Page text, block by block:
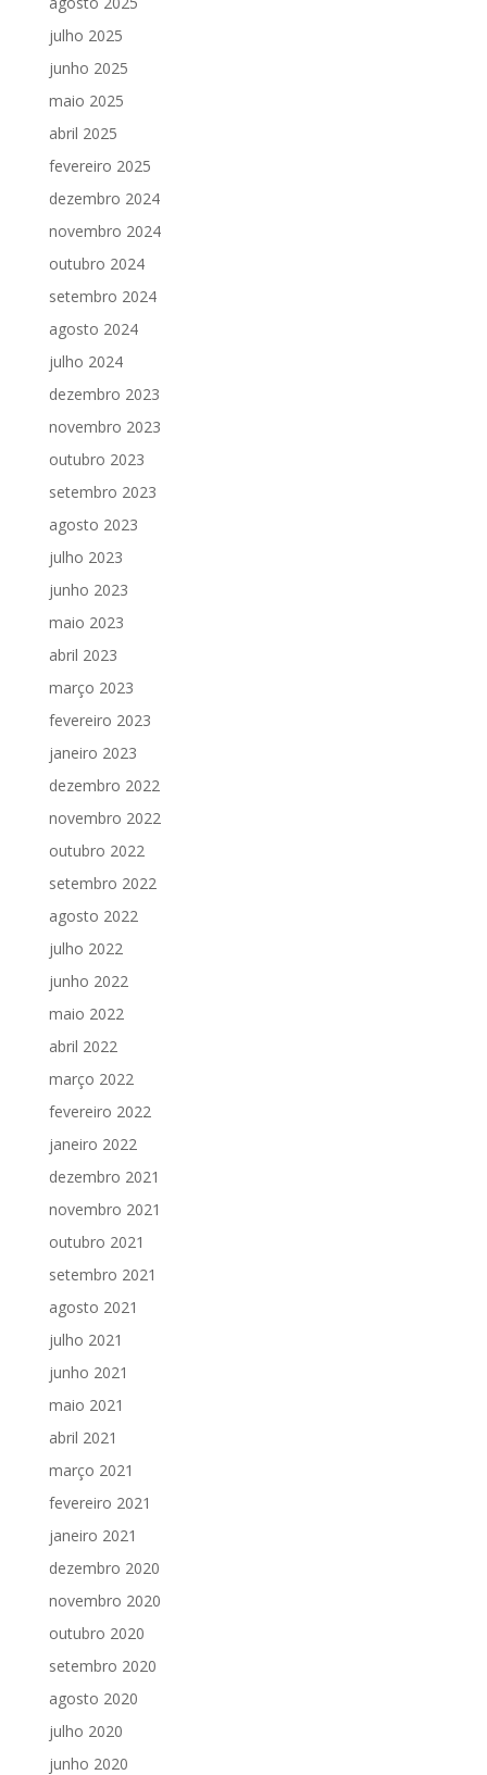
julho 2025
junho 2025
maio 2025
abril 2025
fevereiro 2025
dezembro 2024
novembro 2024
outubro 2024
setembro 2024
agosto 2024
julho 2024
dezembro 2023
novembro 2023
outubro 2023
setembro 2023
agosto 2023
julho 2023
junho 2023
maio 2023
abril 2023
março 2023
fevereiro 2023
janeiro 2023
dezembro 2022
novembro 2022
outubro 2022
setembro 2022
agosto 2022
julho 2022
junho 2022
maio 2022
abril 2022
março 2022
fevereiro 2022
janeiro 2022
dezembro 2021
novembro 2021
outubro 2021
setembro 2021
agosto 2021
julho 2021
junho 2021
maio 2021
abril 2021
março 2021
fevereiro 2021
janeiro 2021
dezembro 2020
novembro 2020
outubro 2020
setembro 2020
agosto 2020
julho 2020
junho 2020